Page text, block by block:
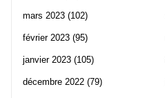
mars 2023 (102)
février 2023 (95)
janvier 2023 (105)
décembre 2022 (79)